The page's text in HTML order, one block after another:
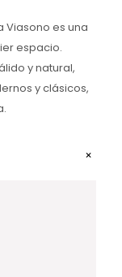
Viasono es una
espacio.
y natural,
y clásicos,